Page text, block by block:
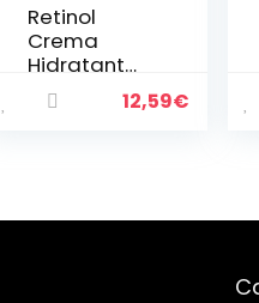
Retinol
Crema
Hidratante
Facial con
Acido
12,59€